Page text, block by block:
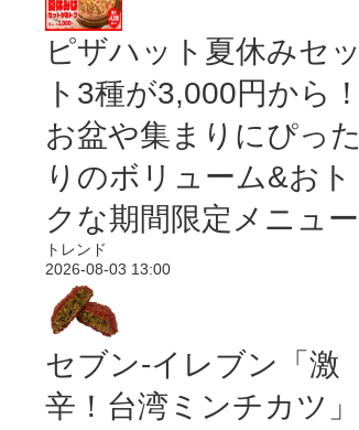
ピザハット夏休みセッ
ト3種が3,000円から！
お盆や集まりにぴった
りのボリューム&おト
クな期間限定メニュー
トレンド
2026-08-03 13:00
セブン-イレブン「激
辛！台湾ミンチカツ」